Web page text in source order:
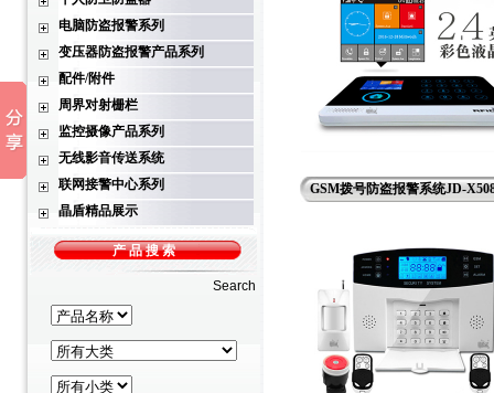
电脑防盗报警系列
变压器防盗报警产品系列
配件/附件
周界对射栅栏
监控摄像产品系列
无线影音传送系统
联网接警中心系列
晶盾精品展示
产 品 搜 索
Search
GSM拨号防盗报警系统JD-